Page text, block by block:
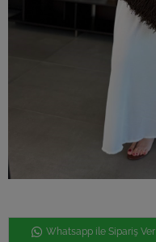
Whatsapp ile Sipariş Ver